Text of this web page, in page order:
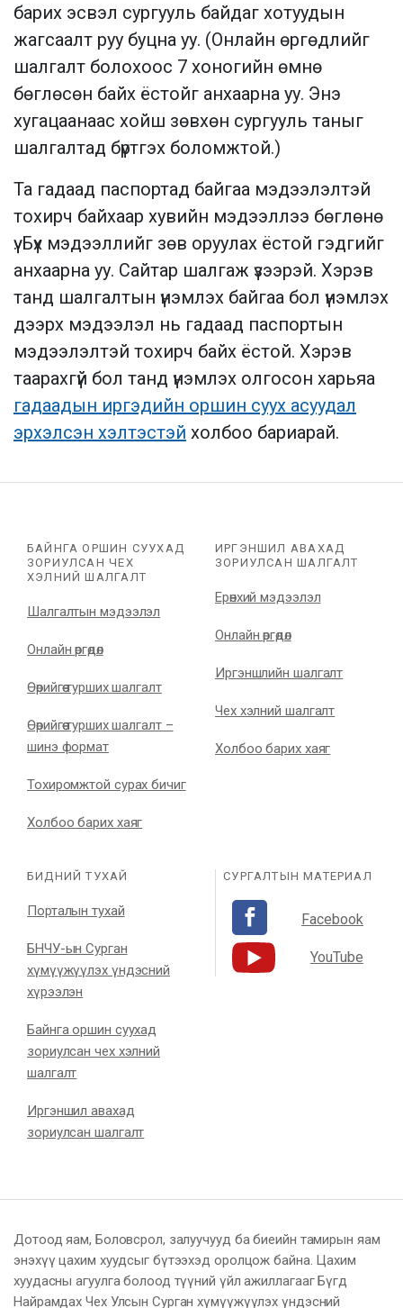
барих эсвэл сургууль байдаг хотуудын
жагсаалт руу буцна уу. (Онлайн өргөдлийг
шалгалт болохоос 7 хоногийн өмнө
бөглөсөн байх ёстойг анхаарна уу. Энэ
хугацаанаас хойш зөвхөн сургууль таныг
шалгалтад бүртгэх боломжтой.)
Та гадаад паспортад байгаа мэдээлэлтэй
тохирч байхаар хувийн мэдээллээ бөглөнө
үү. Бүх мэдээллийг зөв оруулах ёстой гэдгийг
анхаарна уу. Сайтар шалгаж үзээрэй. Хэрэв
танд шалгалтын үнэмлэх байгаа бол үнэмлэх
дээрх мэдээлэл нь гадаад паспортын
мэдээлэлтэй тохирч байх ёстой. Хэрэв
таарахгүй бол танд үнэмлэх олгосон харьяа
гадаадын иргэдийн оршин суух асуудал
эрхэлсэн хэлтэстэй холбоо бариарай.
БАЙНГА ОРШИН СУУХАД
ЗОРИУЛСАН ЧЕХ
ХЭЛНИЙ ШАЛГАЛТ
Шалгалтын мэдээлэл
Онлайн өргөдөл
Өөрийгөө турших шалгалт
Өөрийгөө турших шалгалт –
шинэ формат
Тохиромжтой сурах бичиг
Холбоо барих хаяг
ИРГЭНШИЛ АВАХАД
ЗОРИУЛСАН ШАЛГАЛТ
Ерөнхий мэдээлэл
Онлайн өргөдөл
Иргэншлийн шалгалт
Чех хэлний шалгалт
Холбоо барих хаяг
БИДНИЙ ТУХАЙ
Порталын тухай
БНЧУ-ын Сурган
хүмүүжүүлэх үндэсний
хүрээлэн
Байнга оршин суухад
зориулсан чех хэлний
шалгалт
Иргэншил авахад
зориулсан шалгалт
СУРГАЛТЫН МАТЕРИАЛ
Facebook
YouTube
Дотоод яам, Боловсрол, залуучууд ба биеийн тамирын яам
энэхүү цахим хуудсыг бүтээхэд оролцож байна. Цахим
хуудасны агуулга болоод түүний үйл ажиллагааг Бүгд
Найрамдах Чех Улсын Сурган хүмүүжүүлэх үндэсний